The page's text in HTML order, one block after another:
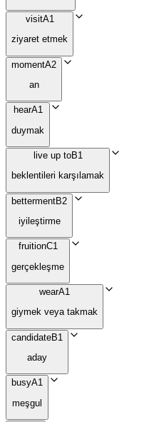
visitA1
ziyaret etmek
momentA2
an
hearA1
duymak
live up toB1
beklentileri karşılamak
bettermentB2
iyileştirme
fruitionC1
gerçekleşme
wearA1
giymek veya takmak
candidateB1
aday
busyA1
meşgul